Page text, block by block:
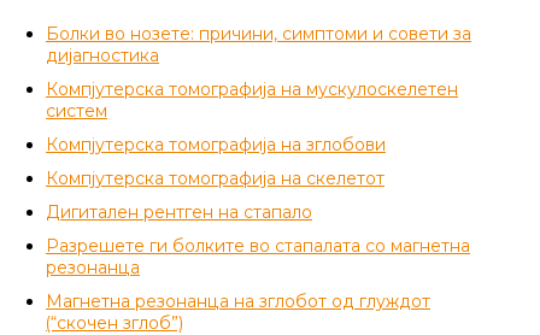
Болки во нозете: причини, симптоми и совети за
дијагностика
Компјутерска томографија на мускулоскелетен
систем
Компјутерска томографија на зглобови
Компјутерска томографија на скелетот
Дигитален рентген на стапало
Разрешете ги болките во стапалата со магнетна
резонанца
Магнетна резонанца на зглобот од глуждот
(“скочен зглоб”)